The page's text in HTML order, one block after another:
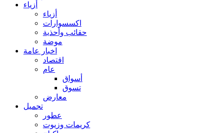
أزياء
أزياء
اكسسوارات
حقائب وأحذية
موضة
اخبار عامة
اقتصاد
عام
أسواق
تسوق
معارض
تجميل
عطور
كريمات وزيوت